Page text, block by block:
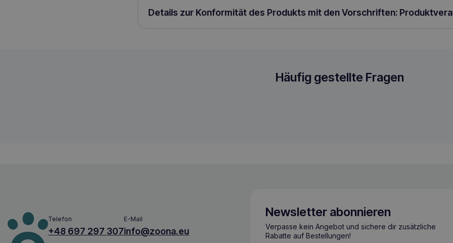
Details zur Konformität des Produkts mit den Vorschriften:
Amiplay EASY GO Samba XL verstellbares Geschirr RosaHäufig gestellte Fragen
Telefon
+48 697 297 307
E-Mail
info@zoona.eu
Newsletter abonnieren
Verpasse kein Angebot und sichere dir zusätzliche
Rabatte auf Bestellungen!